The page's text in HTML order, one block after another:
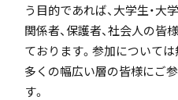
う目的であれば、大学生・大
関係者、保護者、社会人の
ております。参加について
多くの幅広い層の皆様にご
す。
特色